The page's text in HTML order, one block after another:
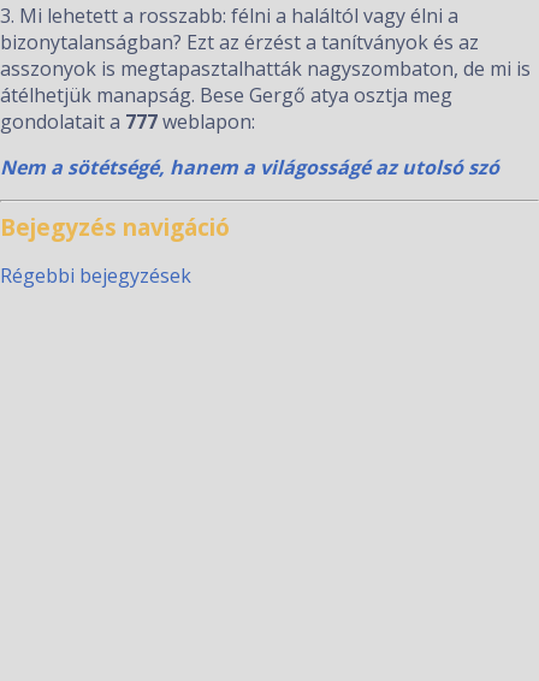
3. Mi lehetett a rosszabb: félni a haláltól vagy élni a
bizonytalanságban? Ezt az érzést a tanítványok és az
asszonyok is megtapasztalhatták nagyszombaton, de mi is
átélhetjük manapság. Bese Gergő atya osztja meg
gondolatait a 777weblapon:
Nem a sötétségé, hanem a világosságé az utolsó szó
Bejegyzés navigáció
Régebbi bejegyzések